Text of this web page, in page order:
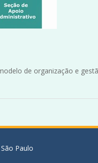
de organização e
Paulo